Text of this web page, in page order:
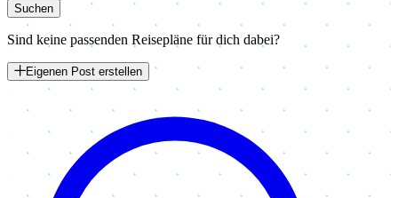
Suchen
Sind keine passenden Reisepläne für dich dabei?
Eigenen Post erstellen